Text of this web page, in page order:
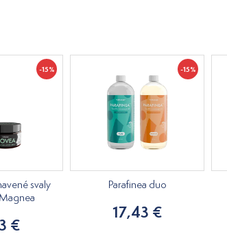
-15%
svaly
€
-15%
Parafinea duo
17,43 €